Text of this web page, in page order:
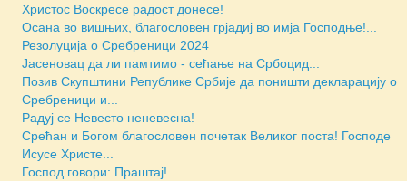
Христос Воскресе радост донесе!
Осана во вишњих, благословен грјадиј во имја Господње!...
Резолуција о Сребреници 2024
Јасеновац да ли памтимо - сећање на Србоцид...
Позив Скупштини Републике Србије да поништи декларацију о
Сребреници и...
Радуј се Невесто неневесна!
Срећан и Богом благословен почетак Великог поста! Господе
Исусе Христе...
Господ говори: Праштај!